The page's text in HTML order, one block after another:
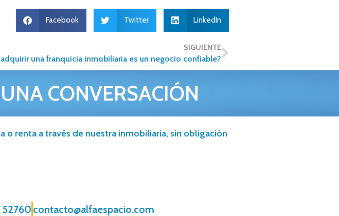
Facebook Twitter LinkedIn
SIGUIENTE
una franquicia inmobiliaria es un negocio confiable?
CONVERSACIÓN
renta a través de nuestra inmobiliaria, sin obligación
52760 contacto@alfaespacio.com